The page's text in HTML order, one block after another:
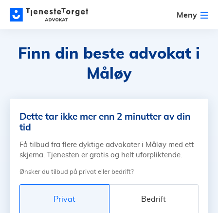
Meny
Finn din beste advokat i
Måløy
Dette tar ikke mer enn 2 minutter av din
tid
Få tilbud fra flere dyktige advokater i Måløy med ett
skjema. Tjenesten er gratis og helt uforpliktende.
Ønsker du tilbud på privat eller bedrift?
Privat Bedrift